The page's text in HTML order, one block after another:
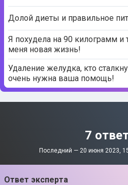
Долой диеты и правильное
Я похудела на 90 килограмм и
меня новая жизнь!
Удаление желудка, кто
очень нужна ваша помощь!
7
Последний — 20 июня 2023,
Ответ эксперта